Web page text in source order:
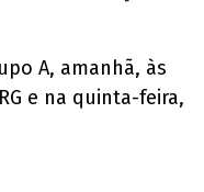
A, amanhã, às
e na quinta-feira,